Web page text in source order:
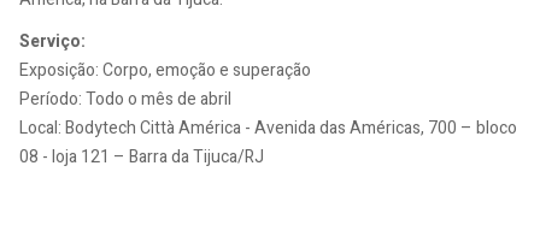
Serviço:
Exposição: Corpo, emoção e superação
Período: Todo o mês de abril
Local: Bodytech Città América - Avenida das Américas, 700 – bloco
08 - loja 121 – Barra da Tijuca/RJ